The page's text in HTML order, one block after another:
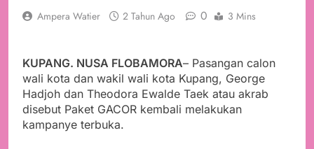
Ampera Watier 2 Tahun Ago 0 3 Mins
KUPANG. NUSA FLOBAMORA– Pasangan calon
wali kota dan wakil wali kota Kupang, George
Hadjoh dan Theodora Ewalde Taek atau akrab
disebut Paket GACOR kembali melakukan
kampanye terbuka.